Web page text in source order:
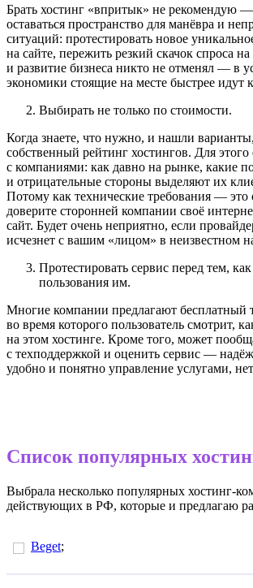
Брать хостинг «впритык» не рекомендую
оставаться пространство для манёвра и
ситуаций: протестировать новое
на сайте, пережить резкий скачок спроса
и развитие бизнеса никто не отменял — в
экономики стоящие на месте быстрее идут
Выбирать не только по стоимости.
Когда знаете, что нужно, и нашли
собственный рейтинг хостингов. Для этого
с компаниями: как давно на рынке, какие
и отрицательные стороны выделяют их
Потому как технические требования — это
доверите сторонней компании своё
сайт. Будет очень неприятно, если
исчезнет с вашим «лицом» в неизвестном
Протестировать сервис перед тем,
пользования им.
Многие компании предлагают бесплатный
во время которого пользователь смотрит,
на этом хостинге. Кроме того, может
с техподдержкой и оценить сервис —
удобно и понятно управление услугами,
Список популярных
Выбрала несколько популярных хостинг-
действующих в РФ, которые и предлагаю
Beget;